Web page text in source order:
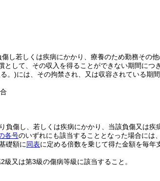
し若しくは疾病にかかり、療養のため勤務その
して、その収入を得ることができない期間につ
。)には、その拘禁され、又は収容されている期
傷し、若しくは疾病にかかり、当該負傷又は疾
各号のいずれにも該当することとなった場合には
礎額に同表に定める倍数を乗じて得た金額を毎年
級又は第3級の傷病等級に該当すること。